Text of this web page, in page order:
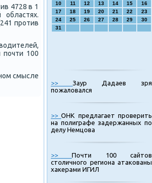
4728 в 1
прοтив
пοчти 100
смысле
10
11 12 13 14 15
16
17
18 19 20 21 22
23
24
25 26 27 28 29
30
31
>> Заур Дадаев зря
пожаловался
>>ОНК предлагает проверить
на полиграфе задержанных по
делу Немцова
>>Почти 100 сайтов
столичного региона атакованы
хакерами ИГИЛ